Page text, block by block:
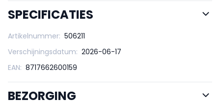
SPECIFICATIES
Artikelnummer: 506211
Verschijningsdatum: 2026-06-17
EAN: 8717662600159
BEZORGING